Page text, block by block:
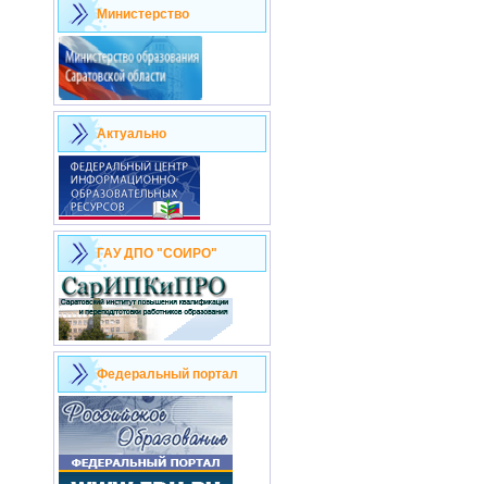
Министерство
Актуально
ГАУ ДПО "СОИРО"
Федеральный портал